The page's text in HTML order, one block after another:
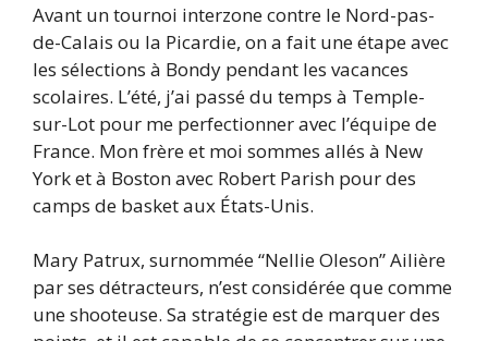
Avant un tournoi interzone contre le Nord-pas-
de-Calais ou la Picardie, on a fait une étape avec
les sélections à Bondy pendant les vacances
scolaires. L’été, j’ai passé du temps à Temple-
sur-Lot pour me perfectionner avec l’équipe de
France. Mon frère et moi sommes allés à New
York et à Boston avec Robert Parish pour des
camps de basket aux États-Unis.
Mary Patrux, surnommée “Nellie Oleson” Ailière
par ses détracteurs, n’est considérée que comme
une shooteuse. Sa stratégie est de marquer des